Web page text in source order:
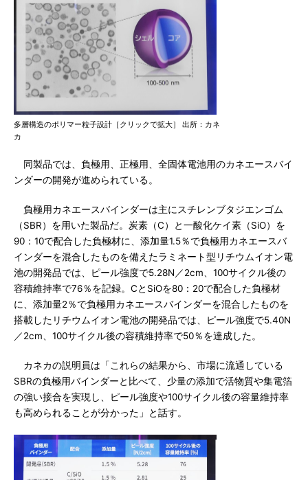
多層構造のポリマー粒子設計［クリックで拡大］ 出所：カネ
カ
同製品では、負極用、正極用、全固体電池用のカネエースバイ
ンダーの開発が進められている。
負極用カネエースバインダーは主にスチレンブタジエンゴム
（SBR）を用いた製品だ。炭素（C）と一酸化ケイ素（SiO）を
90：10で配合した負極材に、添加量1.5％で負極用カネエースバ
インダーを混合したものを備えたラミネート型リチウムイオン電
池の開発品では、ピール強度で5.28N／2cm、100サイクル後の
容積維持率で76％を記録。CとSiOを80：20で配合した負極材
に、添加量2％で負極用カネエースバインダーを混合したものを
搭載したリチウムイオン電池の開発品では、ピール強度で5.40N
／2cm、100サイクル後の容積維持率で50％を達成した。
カネカの説明員は「これらの結果から、市場に流通している
SBRの負極用バインダーと比べて、少量の添加で活物質や集電箔
の強い接合を実現し、ピール強度や100サイクル後の容量維持率
も高められることが分かった」と話す。